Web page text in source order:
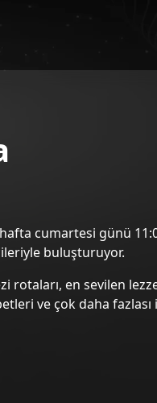
cumartesi günü
buluşturuyor.
rotaları, en sevilen
ve çok daha fazlası